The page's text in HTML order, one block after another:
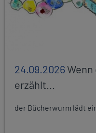
24.09.2026
erzählt...
der Bücherwurm lädt